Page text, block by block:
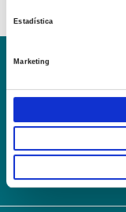
Estadística
Marketing
AVISO LEGAL –